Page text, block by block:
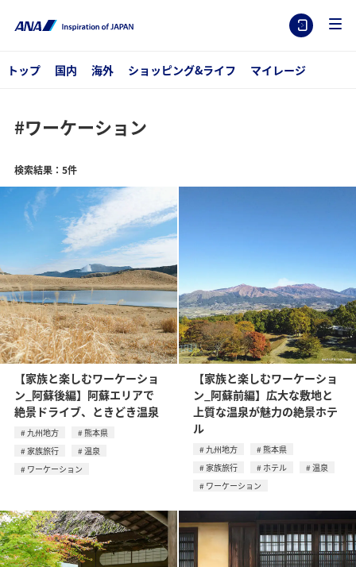
トップ 国内 海外 ショッピング&ライフ マイレージ
#ワーケーション
検索結果：5件
【家族と楽しむワーケーショ
ン_阿蘇後編】阿蘇エリアで
絶景ドライブ、ときどき温泉
九州地方
熊本県
家族旅行
温泉
ワーケーション
【家族と楽しむワーケーショ
ン_阿蘇前編】広大な敷地と
上質な温泉が魅力の絶景ホテ
ル
九州地方
熊本県
家族旅行
ホテル
温泉
ワーケーション